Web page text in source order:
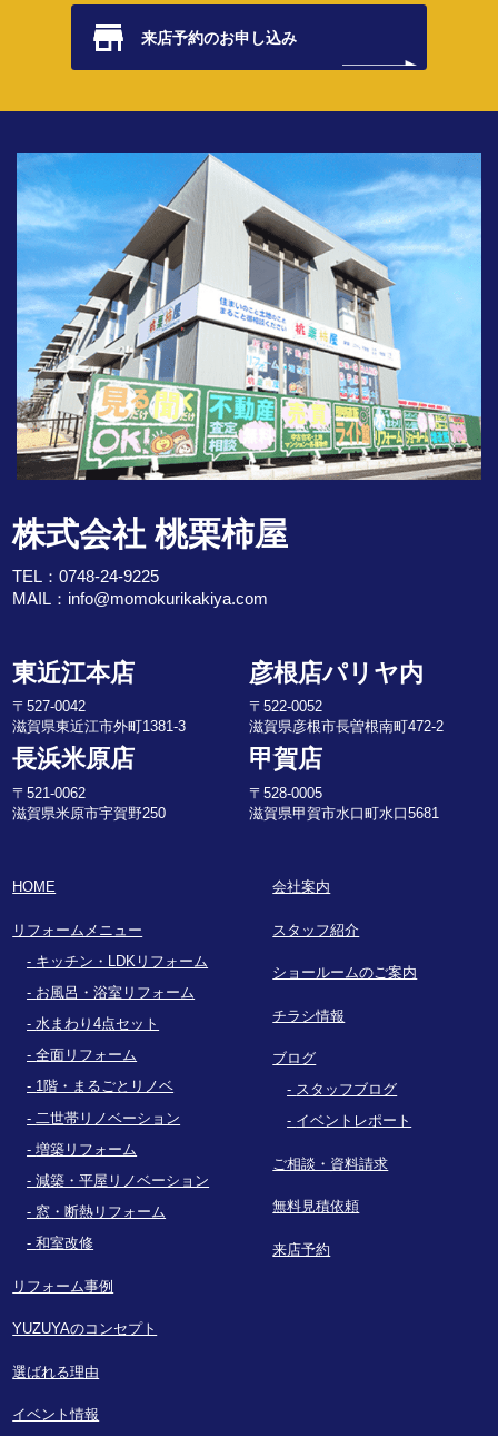
来店予約のお申し込み
株式会社 桃栗柿屋
TEL：0748-24-9225
MAIL： info@momokurikakiya.com
東近江本店
〒527-0042
滋賀県東近江市外町1381-3
彦根店パリヤ内
〒522-0052
滋賀県彦根市長曽根南町472-2
長浜米原店
〒521-0062
滋賀県米原市宇賀野250
甲賀店
〒528-0005
滋賀県甲賀市水口町水口5681
HOME
リフォームメニュー
キッチン・LDKリフォーム
お風呂・浴室リフォーム
水まわり4点セット
全面リフォーム
1階・まるごとリノベ
二世帯リノベーション
増築リフォーム
減築・平屋リノベーション
窓・断熱リフォーム
和室改修
リフォーム事例
YUZUYAのコンセプト
選ばれる理由
イベント情報
会社案内
スタッフ紹介
ショールームのご案内
チラシ情報
ブログ
スタッフブログ
イベントレポート
ご相談・資料請求
無料見積依頼
来店予約